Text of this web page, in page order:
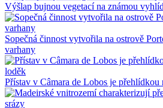
Výšlap bujnou vegetací na známou
Sopečná činnost vytvořila na ostrově
varhany
Přístav v Câmara de Lobos je